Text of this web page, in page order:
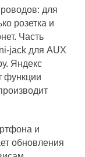
для
розетка и
Часть
jack для AUX
Яндекс
функции
и
обновления